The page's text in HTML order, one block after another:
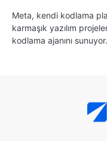
Meta, kendi kodlama
karmaşık yazılım
kodlama ajanını sunuyor.